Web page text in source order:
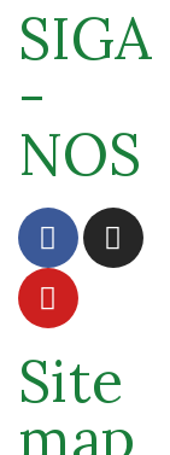
SIGA
-
NOS
Site
map